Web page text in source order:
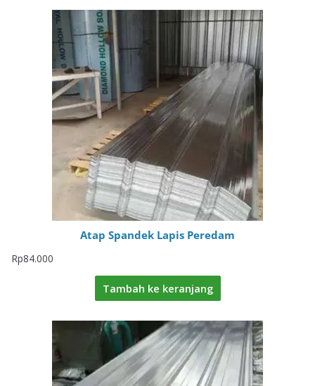
Atap Spandek Lapis Peredam
Rp84.000
Tambah ke keranjang